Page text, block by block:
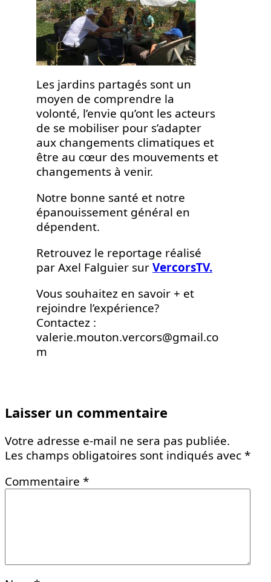
Les jardins partagés sont un
moyen de comprendre la
volonté, l’envie qu’ont les acteurs
de se mobiliser pour s’adapter
aux changements climatiques et
être au cœur des mouvements et
changements à venir.
Notre bonne santé et notre
épanouissement général en
dépendent.
Retrouvez le reportage réalisé
par Axel Falguier surVercorsTV.
Vous souhaitez en savoir + et
rejoindre l’expérience?
Contactez :
valerie.mouton.vercors@gmail.co
m
Laisser un commentaire
Votre adresse e-mail ne sera pas publiée.
Les champs obligatoires sont indiqués avec*
Commentaire *